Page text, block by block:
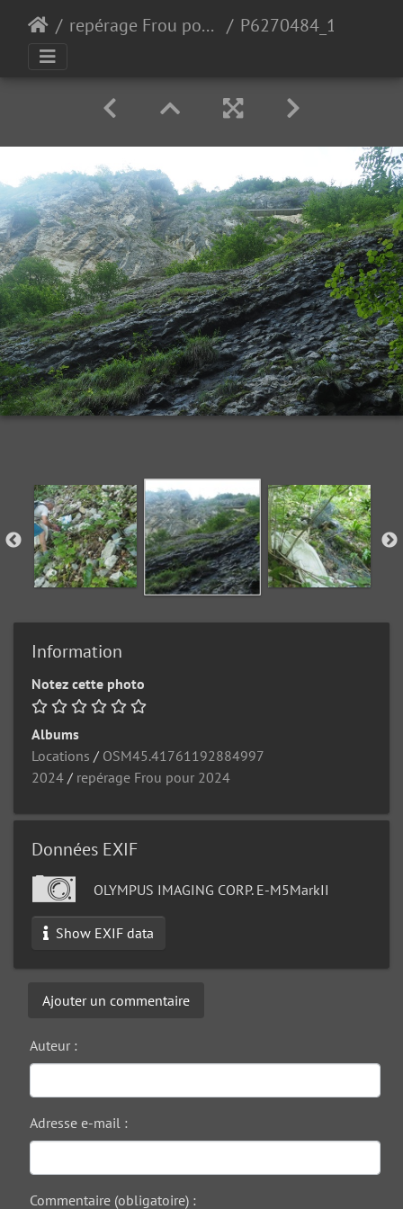
repérage Frou pour 2024 P6270484_1.JPG
Information
Notez cette photo
Albums
Locations / OSM45.41761192884997
2024 / repérage Frou pour 2024
Données EXIF
OLYMPUS IMAGING CORP. E-M5MarkII
Show EXIF data
Ajouter un commentaire
Auteur :
Adresse e-mail :
Commentaire (obligatoire) :